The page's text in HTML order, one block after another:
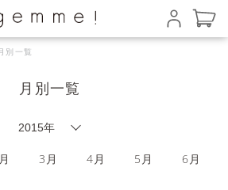
一覧
月別一覧
3月 4月 5月 6月